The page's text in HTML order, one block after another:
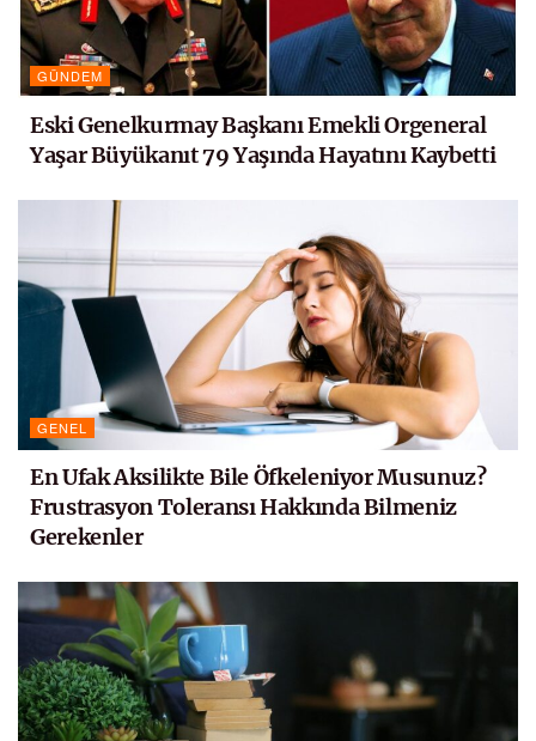
GÜNDEM
Eski Genelkurmay Başkanı Emekli Orgeneral
Yaşar Büyükanıt 79 Yaşında Hayatını Kaybetti
GENEL
En Ufak Aksilikte Bile Öfkeleniyor Musunuz?
Frustrasyon Toleransı Hakkında Bilmeniz
Gerekenler